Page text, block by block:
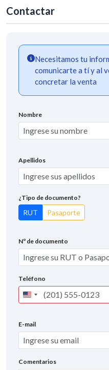
Contactar
Necesitamos tu
comunicarte a tí y al
concretar la venta
Nombre
Apellidos
¿Tipo de documento?
RUT Pasaporte
Nº de documento
Teléfono
United
States
E-mail
Comentarios